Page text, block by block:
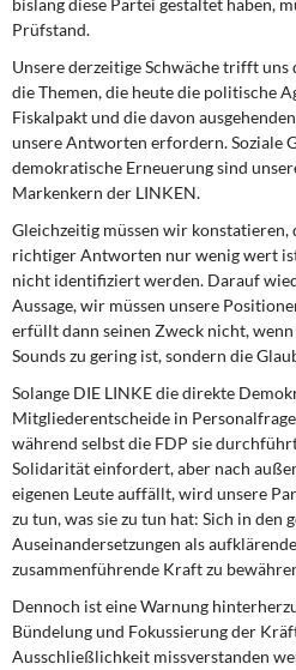
bislang diese Partei gestaltet haben,
Prüfstand.
Unsere derzeitige Schwäche trifft uns
die Themen, die heute die politische
Fiskalpakt und die davon
unsere Antworten erfordern. Soziale
demokratische Erneuerung sind
Markenkern der LINKEN.
Gleichzeitig müssen wir konstatieren,
richtiger Antworten nur wenig wert
nicht identifiziert werden. Darauf
Aussage, wir müssen unsere
erfüllt dann seinen Zweck nicht,
Sounds zu gering ist, sondern die
Solange DIE LINKE die direkte
Mitgliederentscheide in
während selbst die FDP sie
Solidarität einfordert, aber nach
eigenen Leute auffällt, wird unsere
zu tun, was sie zu tun hat: Sich in den
Auseinandersetzungen als
zusammenführende Kraft zu
Dennoch ist eine Warnung
Bündelung und Fokussierung der
Ausschließlichkeit missverstanden